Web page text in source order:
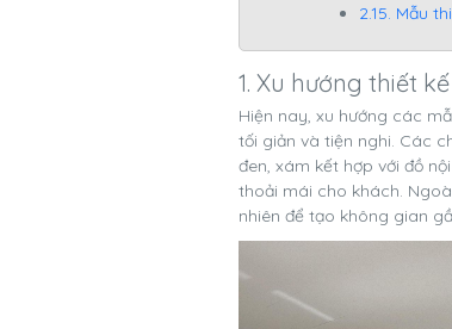
2.15. Mẫu
1. Xu hướng thiết
Hiện nay, xu hướng các
tối giản và tiện nghi. Các
đen, xám kết hợp với đồ
thoải mái cho khách.
nhiên để tạo không gian